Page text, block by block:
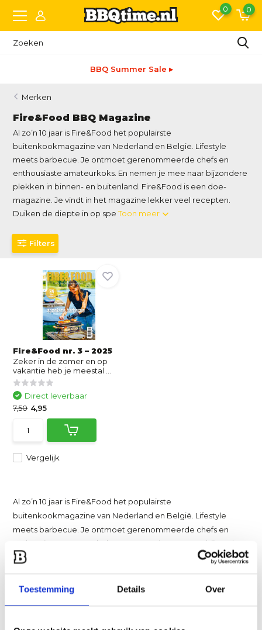
Toestemming Details Over
0 0
BBQ Summer Sale ▸
Merken
Fire&Food BBQ Magazine
Al zo’n 10 jaar is Fire&Food het populairste
buitenkookmagazine van Nederland en België. Lifestyle
meets barbecue. Je ontmoet gerenommeerde chefs en
enthousiaste amateurkoks. En nemen je mee naar bijzondere
plekken in binnen- en buitenland. Fire&Food is een doe-
magazine. Je vindt in het magazine lekker veel recepten.
Duiken de diepte in op speToon meer
Filters
Fire&Food nr. 3 – 2025
Zeker in de zomer en op
vakantie heb je meestal ...
Vergelijk
Direct leverbaar
7,50 4,95
Al zo’n 10 jaar is Fire&Food het populairste
buitenkookmagazine van Nederland en België. Lifestyle
meets barbecue. Je ontmoet gerenommeerde chefs en
enthousiaste amateurkoks. En nemen je mee naar bijzondere
plekken in binnen- en buitenland.
lekker veel recepten. Duiken de diepte in op specifieke bbq-
elkaar – het beste uit je barbecue te halen.